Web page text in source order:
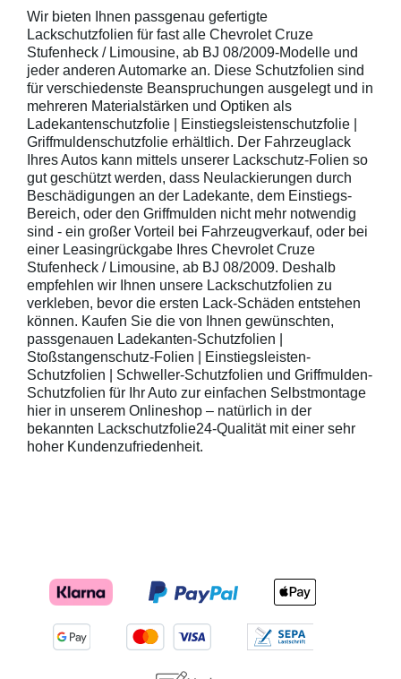
Wir bieten Ihnen passgenau gefertigte
Lackschutzfolien für fast alle Chevrolet Cruze
Stufenheck / Limousine, ab BJ 08/2009-Modelle und
jeder anderen Automarke an. Diese Schutzfolien sind
für verschiedenste Beanspruchungen ausgelegt und in
mehreren Materialstärken und Optiken als
Ladekantenschutzfolie | Einstiegsleistenschutzfolie |
Griffmuldenschutzfolie erhältlich. Der Fahrzeuglack
Ihres Autos kann mittels unserer Lackschutz-Folien so
gut geschützt werden, dass Neulackierungen durch
Beschädigungen an der Ladekante, dem Einstiegs-
Bereich, oder den Griffmulden nicht mehr notwendig
sind - ein großer Vorteil bei Fahrzeugverkauf, oder bei
einer Leasingrückgabe Ihres Chevrolet Cruze
Stufenheck / Limousine, ab BJ 08/2009. Deshalb
empfehlen wir Ihnen unsere Lackschutzfolien zu
verkleben, bevor die ersten Lack-Schäden entstehen
können. Kaufen Sie die von Ihnen gewünschten,
passgenauen Ladekanten-Schutzfolien |
Stoßstangenschutz-Folien | Einstiegsleisten-
Schutzfolien | Schweller-Schutzfolien und Griffmulden-
Schutzfolien für Ihr Auto zur einfachen Selbstmontage
hier in unserem Onlineshop – natürlich in der
bekannten Lackschutzfolie24-Qualität mit einer sehr
hoher Kundenzufriedenheit.